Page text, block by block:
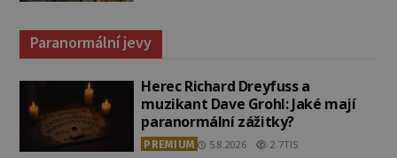
Paranormální jevy
Herec Richard Dreyfuss a
muzikant Dave Grohl: Jaké mají
paranormální zážitky?
PREMIUM 5.8.2026 2.7TIS